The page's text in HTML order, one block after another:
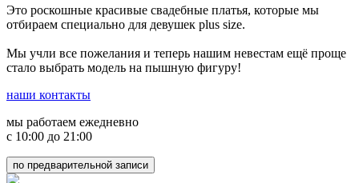
Это роскошные красивые свадебные платья, которые мы
отбираем специально для девушек plus size.
Мы учли все пожелания и теперь нашим невестам ещё проще
стало выбрать модель на пышную фигуру!
наши контакты
мы работаем ежедневно
с 10:00 до 21:00
по предварительной записи